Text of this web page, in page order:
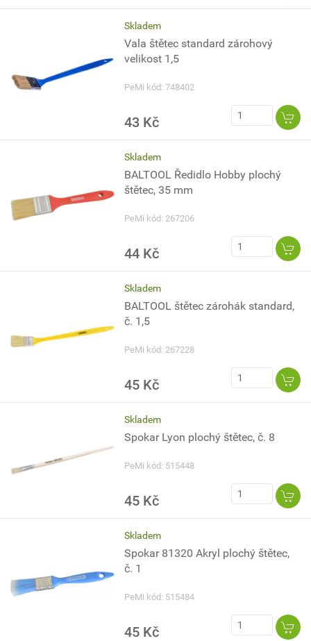
Skladem
Vala štětec standard zárohový
velikost 1,5
PeMi kód: 748402
43 Kč
Skladem
BALTOOL Ředidlo Hobby plochý
štětec, 35 mm
PeMi kód: 267206
44 Kč
Skladem
BALTOOL štětec zárohák standard,
č. 1,5
PeMi kód: 267228
45 Kč
Skladem
Spokar Lyon plochý štětec, č. 8
PeMi kód: 515448
45 Kč
Skladem
Spokar 81320 Akryl plochý štětec,
č. 1
PeMi kód: 515484
45 Kč